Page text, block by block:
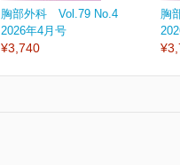
胸部外科 Vol.79 No.4
2026年4月号
¥3,740
胸